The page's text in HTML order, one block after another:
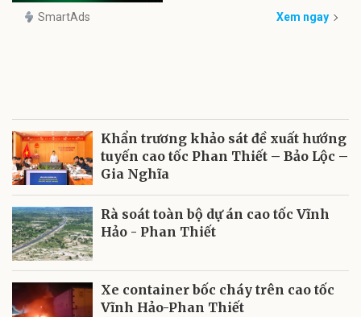
SmartAds Xem ngay
Khẩn trương khảo sát đề xuất hướng
tuyến cao tốc Phan Thiết – Bảo Lộc –
Gia Nghĩa
Rà soát toàn bộ dự án cao tốc Vĩnh
Hảo - Phan Thiết
Xe container bốc cháy trên cao tốc
Vĩnh Hảo-Phan Thiết